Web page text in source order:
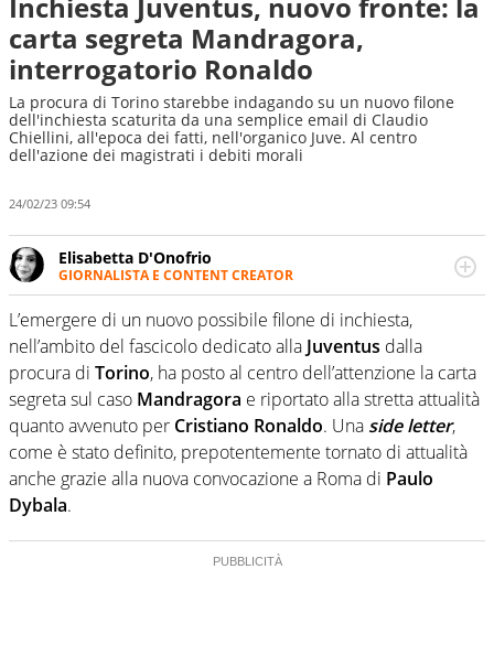
carta segreta Mandragora,
interrogatorio Ronaldo
La procura di Torino starebbe indagando su un nuovo filone
dell'inchiesta scaturita da una semplice email di Claudio
Chiellini, all'epoca dei fatti, nell'organico Juve. Al centro
dell'azione dei magistrati i debiti morali
24/02/23 09:54
Elisabetta D'Onofrio
GIORNALISTA E CONTENT CREATOR
Giornalista professionista dal 2007, scrive per curiosità
personale e necessità: soprattutto di calcio, di sport e dei
suoi protagonisti, concedendosi innocenti evasioni
nell'ambito della creazione di format. Un tempo ala
destra, oggi si sente a suo agio nel ruolo di libero. Cura
una classifica riservata dei migliori 5 calciatori di sempre.
L’emergere di un nuovo possibile filone di inchiesta,
nell’ambito del fascicolo dedicato alla Juventus dalla
procura di Torino, ha posto al centro dell’attenzione la carta
segreta sul caso Mandragora e riportato alla stretta attualità
quanto avvenuto per Cristiano Ronaldo. Una side letter,
come è stato definito, prepotentemente tornato di attualità
anche grazie alla nuova convocazione a Roma di Paulo
Dybala.